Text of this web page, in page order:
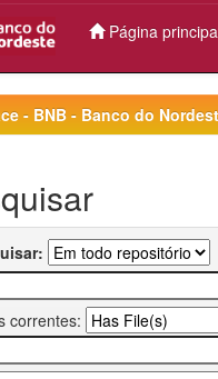
Página
- BNB - Banco do
correntes: